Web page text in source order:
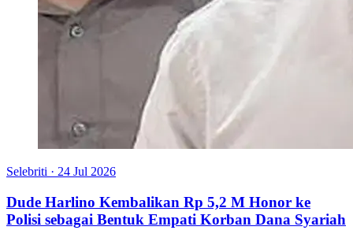
Selebriti · 24 Jul 2026
Dude Harlino Kembalikan Rp 5,2 M Honor ke
Polisi sebagai Bentuk Empati Korban Dana Syariah